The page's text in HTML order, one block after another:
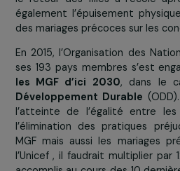
retirées de l’école par
mariées. Elles sont dès lors
et coutumes qui les
s’occuper des tâches
(4 pays d’Afrique
le retour des filles à l’école
également l’épuisement
des mariages précoces sur
En 2015, l’Organisation des